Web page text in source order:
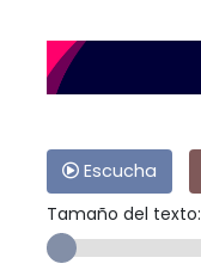
Escucha
Tamaño del texto: